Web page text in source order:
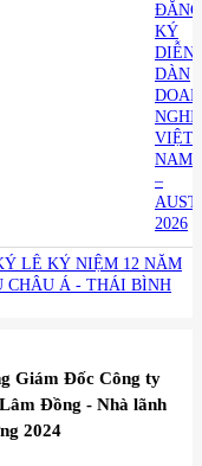
ĐĂNG
KÝ
DIỄN
DÀN
VIỆT
NAM
–
2026
LỄ KỶ NIỆM 12 NĂM
CHÂU Á - THÁI BÌNH
Giám Đốc Công ty
Đồng - Nhà lãnh
2024